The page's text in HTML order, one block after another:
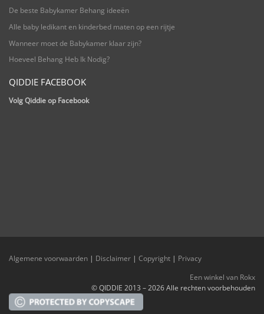
De beste Babykamer Behang ideeën
Alle baby ledikant en kinderbed maten op een rijtje
Wanneer moet de Babykamer klaar zijn?
Hoeveel Behang Heb Ik Nodig?
QIDDIE FACEBOOK
Volg Qiddie op Facebook
Algemene voorwaarden | Disclaimer | Copyright | Privacy
Een winkel van Rokx
© QIDDIE 2013 – 2026 Alle rechten voorbehouden